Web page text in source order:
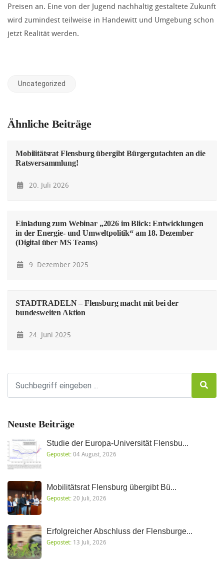
Preisen an. Eine von der Jugend nachhaltig gestaltete Zukunft
wird zumindest teilweise in Handewitt und Umgebung schon
jetzt Realität werden.
Uncategorized
Ähnliche Beiträge
Mobilitätsrat Flensburg übergibt Bürgergutachten an die
Ratsversammlung!
20. Juli 2026
Einladung zum Webinar „2026 im Blick: Entwicklungen
in der Energie- und Umweltpolitik“ am 18. Dezember
(Digital über MS Teams)
9. Dezember 2025
STADTRADELN – Flensburg macht mit bei der
bundesweiten Aktion
24. Juni 2025
Neuste Beiträge
Studie der Europa-Universität Flensbu...
Gepostet:04 August, 2026
Mobilitätsrat Flensburg übergibt Bü...
Gepostet:20 Juli, 2026
Erfolgreicher Abschluss der Flensburge...
Gepostet: 13 Juli, 2026